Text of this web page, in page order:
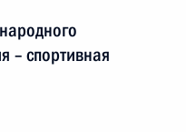
– спортивная